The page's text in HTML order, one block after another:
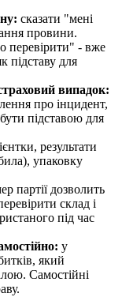
сказати "мені
провини.
перевірити" - вже
підставу для
випадок:
про інцидент,
підставою для
результати
упаковку
партії дозволить
склад і
під час
у
який
Самостійні